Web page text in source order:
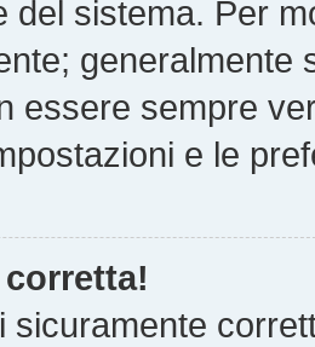
del sistema. Per
generalmente
essere sempre
e le
corretta!
sicuramente